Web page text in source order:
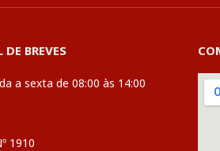
BREVES
a sexta de 08:00 às 14:00
1910